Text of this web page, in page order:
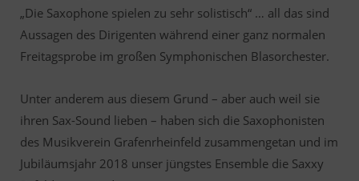
„Die Saxophone spielen zu sehr solistisch“ … all das sind
Aussagen des Dirigenten während einer ganz normalen
Freitagsprobe im großen Symphonischen Blasorchester.
Unter anderem aus diesem Grund – aber auch weil sie
ihren Sax-Sound lieben – haben sich die Saxophonisten
des Musikverein Grafenrheinfeld zusammengetan und im
Jubiläumsjahr 2018 unser jüngstes Ensemble die Saxxy